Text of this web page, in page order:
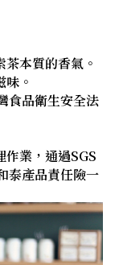
本質的香氣。
。
食品衛生安全法
業，通過SGS
泰產品責任險一